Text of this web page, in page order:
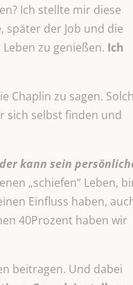
Ich stellte mir diese
später der Job und die
zu genießen. Ich
Chaplin zu sagen.
sich selbst finden und
kann sein
„schiefen“ Leben,
Einfluss haben,
40Prozent haben wir
beitragen. Und dabei